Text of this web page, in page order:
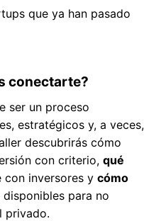
que ya han pasado
conectarte?
ser un proceso
estratégicos y, a veces,
descubrirás cómo
con criterio, qué
con inversores y cómo
disponibles para no
privado.